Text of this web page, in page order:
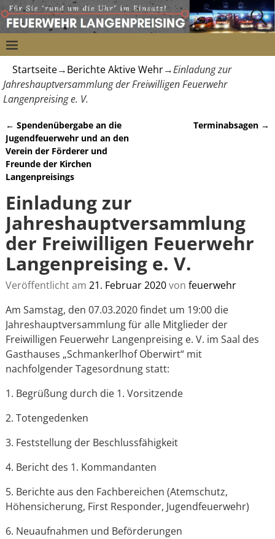
Startseite→Berichte Aktive Wehr→Einladung zur
Jahreshauptversammlung der Freiwilligen Feuerwehr
Langenpreising e. V.
Artikelnavigation
← Spendenübergabe an die
Jugendfeuerwehr und an den
Verein der Förderer und
Freunde der Kirchen
Langenpreisings
Terminabsagen →
Einladung zur
Jahreshauptversammlung
der Freiwilligen Feuerwehr
Langenpreising e. V.
Veröffentlicht am 21. Februar 2020von feuerwehr
Am Samstag, den 07.03.2020 findet um 19:00 die
Jahreshauptversammlung für alle Mitglieder der
Freiwilligen Feuerwehr Langenpreising e. V. im Saal des
Gasthauses „Schmankerlhof Oberwirt“ mit
nachfolgender Tagesordnung statt:
1. Begrüßung durch die 1. Vorsitzende
2. Totengedenken
3. Feststellung der Beschlussfähigkeit
4. Bericht des 1. Kommandanten
5. Berichte aus den Fachbereichen (Atemschutz,
Höhensicherung, First Responder, Jugendfeuerwehr)
6. Neuaufnahmen und Beförderungen